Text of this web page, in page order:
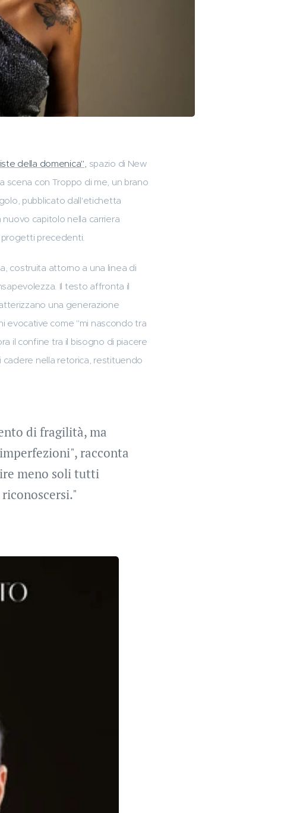
della domenica", spazio di New
scena con Troppo di me, un brano
pubblicato dall'etichetta
capitolo nella carriera
precedenti.
costruita attorno a una linea di
Il testo affronta il
una generazione
evocative come "mi nascondo tra
il confine tra il bisogno di piacere
cadere nella retorica, restituendo
di fragilità, ma
racconta
meno soli tutti